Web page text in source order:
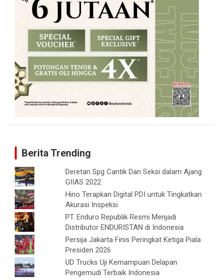
Berita Trending
Deretan Spg Cantik Dan Seksi dalam Ajang
GIIAS 2022
Hino Terapkan Digital PDI untuk Tingkatkan
Akurasi Inspeksi
PT. Enduro Republik Resmi Menjadi
Distributor ENDURISTAN di Indonesia
Persija Jakarta Finis Peringkat Ketiga Piala
Presiden 2026
UD Trucks Uji Kemampuan Delapan
Pengemudi Terbaik Indonesia